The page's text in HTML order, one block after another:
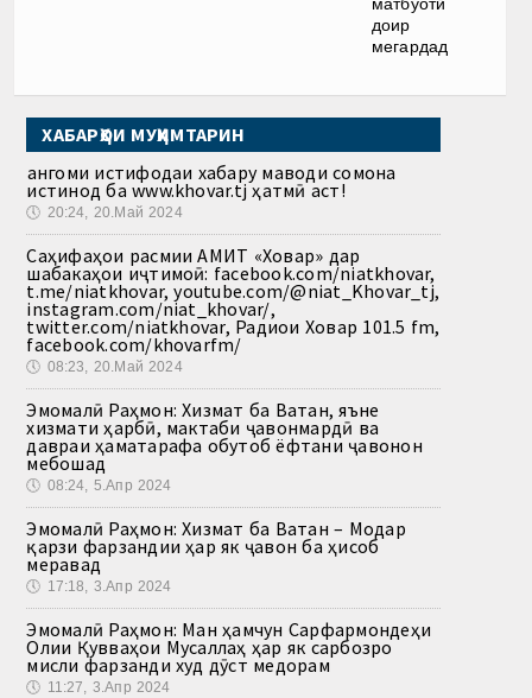
матбуотӣ
доир
мегардад
ХАБАРҲОИ МУҲИМТАРИН
Ҳангоми истифодаи хабару маводи сомона
истинод ба www.khovar.tj ҳатмӣ аст!
🕔 20:24, 20.Май 2024
Саҳифаҳои расмии АМИТ «Ховар» дар
шабакаҳои иҷтимоӣ: facebook.com/niatkhovar,
t.me/niatkhovar, youtube.com/@niat_Khovar_tj,
instagram.com/niat_khovar/,
twitter.com/niatkhovar, Радиои Ховар 101.5 fm,
facebook.com/khovarfm/
🕔 08:23, 20.Май 2024
Эмомалӣ Раҳмон: Хизмат ба Ватан, яъне
хизмати ҳарбӣ, мактаби ҷавонмардӣ ва
давраи ҳаматарафа обутоб ёфтани ҷавонон
мебошад
🕔 08:24, 5.Апр 2024
Эмомалӣ Раҳмон: Хизмат ба Ватан – Модар
қарзи фарзандии ҳар як ҷавон ба ҳисоб
меравад
🕔 17:18, 3.Апр 2024
Эмомалӣ Раҳмон: Ман ҳамчун Сарфармондеҳи
Олии Қувваҳои Мусаллаҳ ҳар як сарбозро
мисли фарзанди худ дӯст медорам
🕔 11:27, 3.Апр 2024